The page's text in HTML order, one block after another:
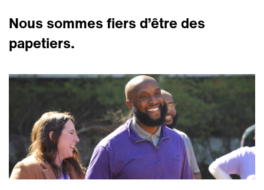
Nous sommes fiers d’être des
papetiers.